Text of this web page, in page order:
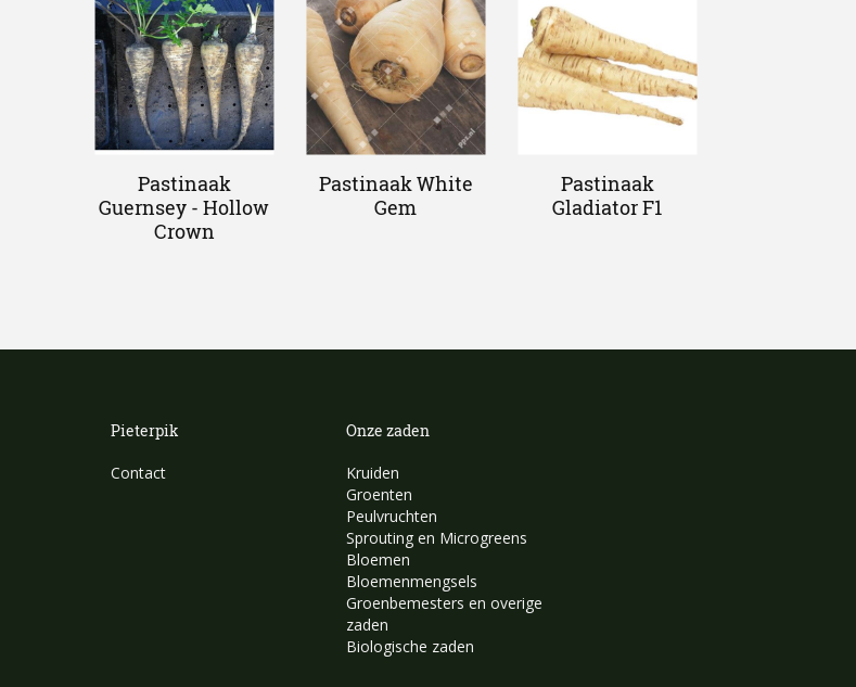
Pastinaak
Guernsey - Hollow
Crown
Pastinaak White
Gem
Pastinaak
Gladiator F1
Pieterpik
Contact
Onze zaden
Kruiden
Groenten
Peulvruchten
Sprouting en Microgreens
Bloemen
Bloemenmengsels
Groenbemesters en overige
zaden
Biologische zaden